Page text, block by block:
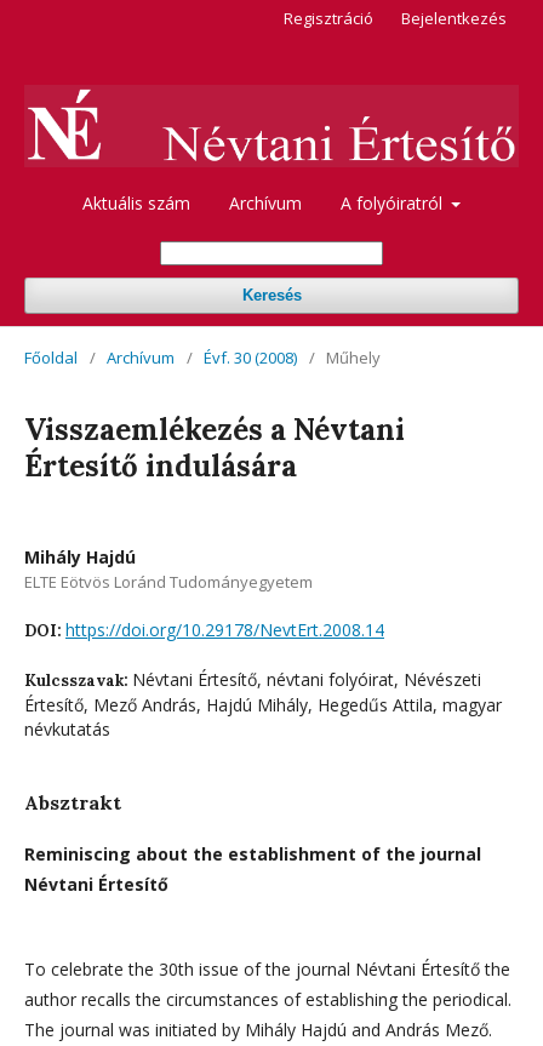
Aktuális szám Archívum A folyóiratról
Keresés
Regisztráció Bejelentkezés
Főoldal / Archívum / Évf. 30 (2008) / Műhely
Visszaemlékezés a Névtani
Értesítő indulására
Mihály Hajdú
ELTE Eötvös Loránd Tudományegyetem
DOI: https://doi.org/10.29178/NevtErt.2008.14
Kulcsszavak: Névtani Értesítő, névtani folyóirat, Névészeti
Értesítő, Mező András, Hajdú Mihály, Hegedűs Attila, magyar
névkutatás
Absztrakt
Reminiscing about the establishment of the journal
Névtani Értesítő
To celebrate the 30th issue of the journal Névtani Értesítő the
author recalls the circumstances of establishing the periodical.
The journal was initiated by Mihály Hajdú and András Mező.